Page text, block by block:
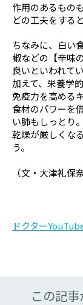
作用のあるもの
どの工夫をする
ちなみに、白い
椒などの【辛味
良いといわれてい
加えて、栄養学
免疫力を高める
食材のパワーを
い肺もしっとり。
乾燥が厳しくな
う。
（文・大津礼保奈
ドクター
この記